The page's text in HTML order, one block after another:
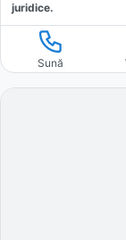
juridice.
Sună